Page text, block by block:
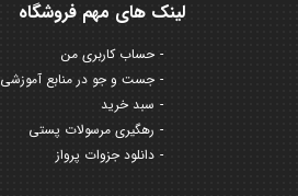
لینک های مهم فروشگاه
حساب کاربری من
جست و جو در منابع آموزشی
سبد خرید
رهگیری مرسولات پستی
دانلود جزوات پرواز